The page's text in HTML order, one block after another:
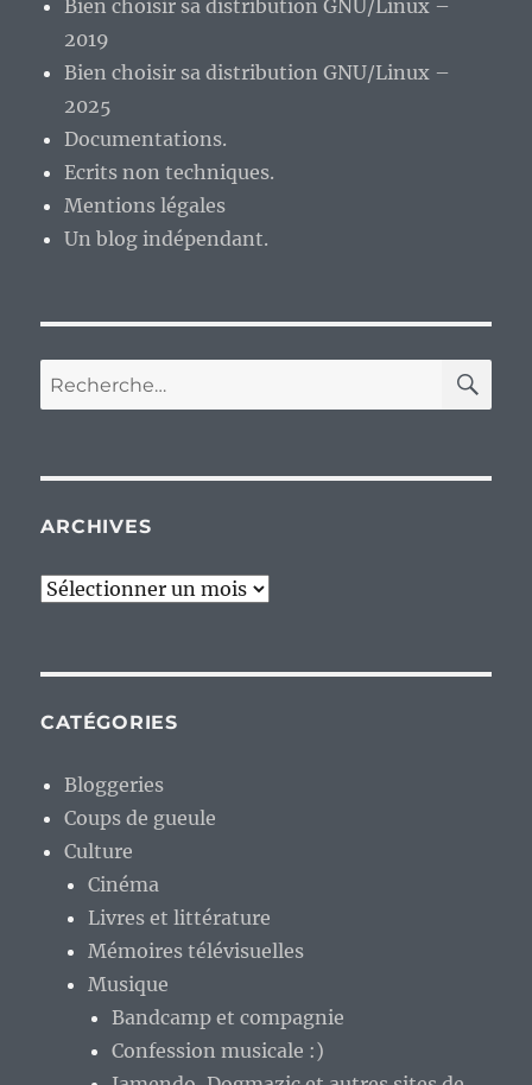
logiciels
Bien choisir sa distribution GNU/Linux –
2019
Bien choisir sa distribution GNU/Linux –
2025
Documentations.
Ecrits non techniques.
Mentions légales
Un blog indépendant.
Recherche
pour :
ARCHIVES
Archives
CATÉGORIES
Bloggeries
Coups de gueule
Culture
Cinéma
Livres et littérature
Mémoires télévisuelles
Musique
Bandcamp et compagnie
Confession musicale :)